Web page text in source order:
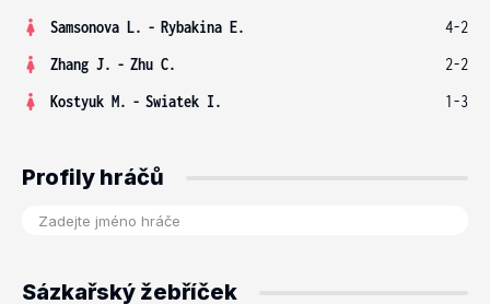
Samsonova L. - Rybakina E.
4-2
Zhang J. - Zhu C.
2-2
Kostyuk M. - Swiatek I. 1-3
Profily hráčů
Sázkařský žebříček